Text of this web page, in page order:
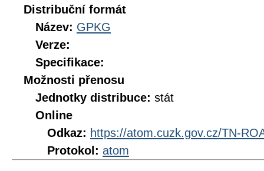
Distribuční formát
Název: GPKG
Verze:
Specifikace:
Možnosti přenosu
Jednotky distribuce: stát
Online
Odkaz: https://atom.cuzk.gov.cz/TN-
Protokol: atom